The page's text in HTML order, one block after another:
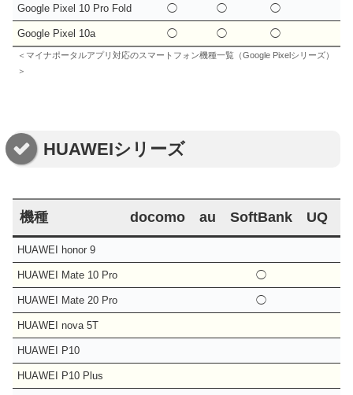
Google Pixel 10 Pro Fold ◯ ◯ ◯
Google Pixel 10a ◯ ◯ ◯
＜マイナポータルアプリ対応のスマートフォン機種一覧（Google Pixelシリーズ）
＞
HUAWEIシリーズ
機種 docomo au SoftBank UQ
HUAWEI honor 9
HUAWEI Mate 10 Pro ◯
HUAWEI Mate 20 Pro ◯
HUAWEI nova 5T
HUAWEI P10
HUAWEI P10 Plus